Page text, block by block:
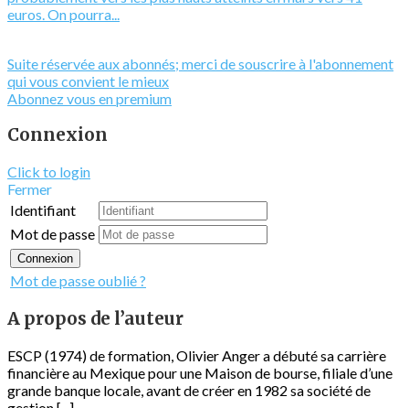
euros. On pourra...
Suite réservée aux abonnés; merci de souscrire à l'abonnement
qui vous convient le mieux
Abonnez vous en premium
Connexion
Click to login
Fermer
Identifiant
Mot de passe
Connexion
Mot de passe oublié ?
A propos de l’auteur
ESCP (1974) de formation, Olivier Anger a débuté sa carrière
financière au Mexique pour une Maison de bourse, filiale d’une
grande banque locale, avant de créer en 1982 sa société de